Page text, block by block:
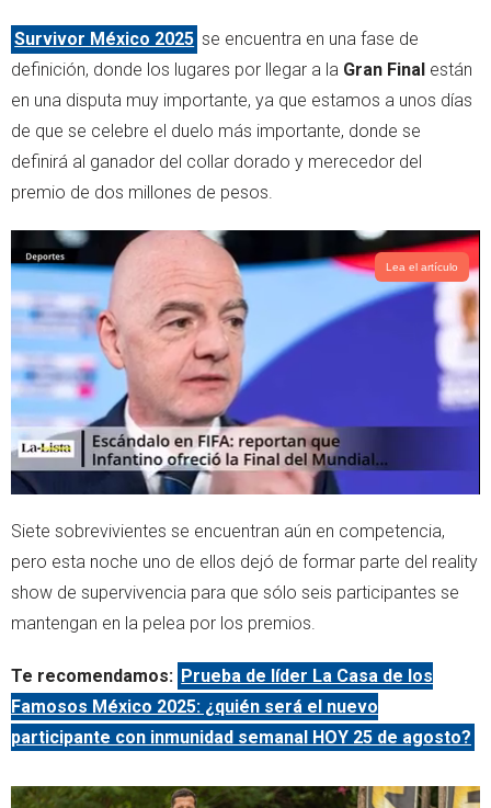
i
t
t
r
a
t
s
a
p
p
Survivor México 2025 se encuentra en una fase de
definición, donde los lugares por llegar a la Gran Final están
en una disputa muy importante, ya que estamos a unos días
de que se celebre el duelo más importante, donde se
definirá al ganador del collar dorado y merecedor del
premio de dos millones de pesos.
Lea el artículo
Siete sobrevivientes se encuentran aún en competencia,
pero esta noche uno de ellos dejó de formar parte del reality
show de supervivencia para que sólo seis participantes se
mantengan en la pelea por los premios.
Te recomendamos: Prueba de líder La Casa de los
Famosos México 2025: ¿quién será el nuevo
participante con inmunidad semanal HOY 25 de agosto?